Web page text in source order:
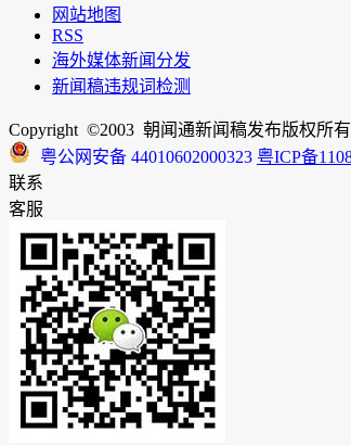
网站地图
RSS
海外媒体新闻分发
新闻稿违规词检测
Copyright ©2003 朝闻通新闻稿发布版权所有
粤公网安备 44010602000323 粤ICP备
联系
客服